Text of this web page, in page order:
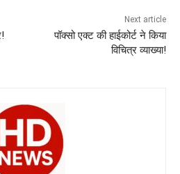
Next article
पॉक्सो एक्ट की हाईकोर्ट ने किया
विचित्र व्याख्या!